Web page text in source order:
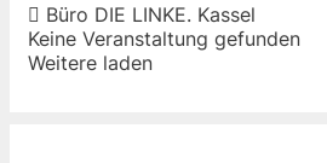
Büro DIE LINKE. Kassel
Keine Veranstaltung gefunden
Weitere laden